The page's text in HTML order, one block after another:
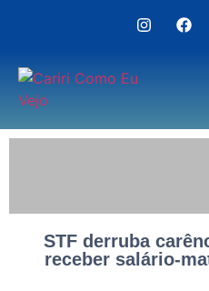
STF derruba
receber salário-